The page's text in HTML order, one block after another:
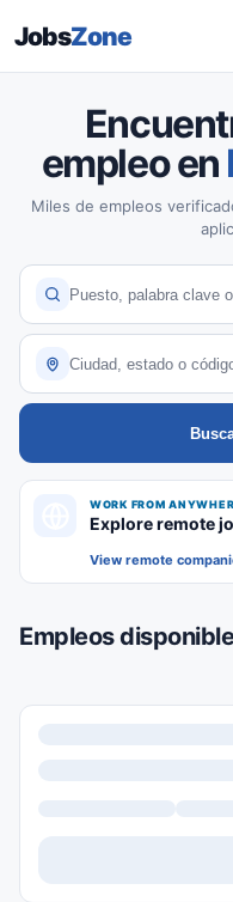
JobsZone
empleo en
Miles de empleos
WORK FROM
Explore remote
View remote
Empleos